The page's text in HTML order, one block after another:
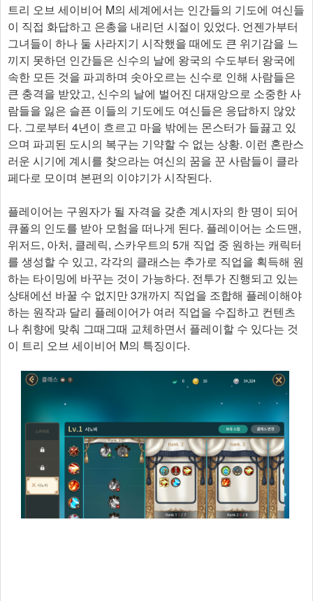
트리 오브 세이비어 M의 세계에서는 인간들의 기도에 여신들
이 직접 화답하고 은총을 내리던 시절이 있었다. 언젠가부터
그녀들이 하나 둘 사라지기 시작했을 때에도 큰 위기감을 느
끼지 못하던 인간들은 신수의 날에 왕국의 수도부터 왕국에
속한 모든 것을 파괴하며 솟아오르는 신수로 인해 사람들은
큰 충격을 받았고, 신수의 날에 벌어진 대재앙으로 소중한 사
람들을 잃은 슬픈 이들의 기도에도 여신들은 응답하지 않았
다. 그로부터 4년이 흐르고 마을 밖에는 몬스터가 들끓고 있
으며 파괴된 도시의 복구는 기약할 수 없는 상황. 이런 혼란스
러운 시기에 계시를 찾으라는 여신의 꿈을 꾼 사람들이 클라
페다로 모이며 본편의 이야기가 시작된다.
플레이어는 구원자가 될 자격을 갖춘 계시자의 한 명이 되어
큐폴의 인도를 받아 모험을 떠나게 된다. 플레이어는 소드맨,
위저드, 아처, 클레릭, 스카우트의 5개 직업 중 원하는 캐릭터
를 생성할 수 있고, 각각의 클래스는 추가로 직업을 획득해 원
하는 타이밍에 바꾸는 것이 가능하다. 전투가 진행되고 있는
상태에선 바꿀 수 없지만 3개까지 직업을 조합해 플레이해야
하는 원작과 달리 플레이어가 여러 직업을 수집하고 컨텐츠
나 취향에 맞춰 그때그때 교체하면서 플레이할 수 있다는 것
이 트리 오브 세이비어 M의 특징이다.